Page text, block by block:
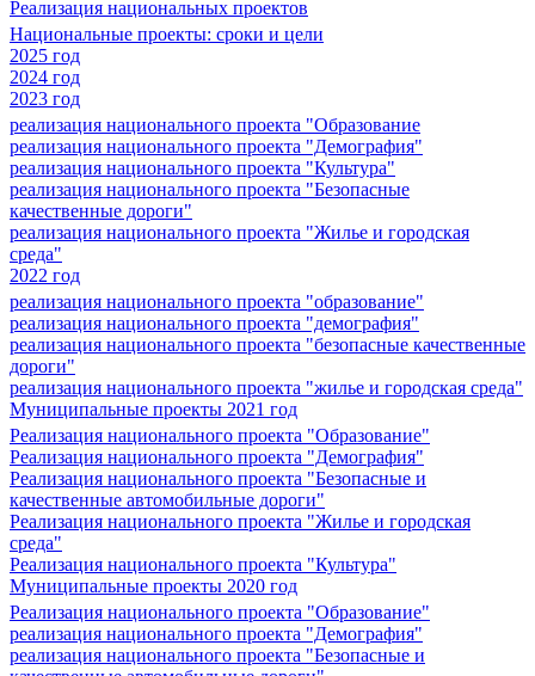
Реализация национальных проектов
Национальные проекты: сроки и цели
2025 год
2024 год
2023 год
реализация национального проекта "Образование
реализация национального проекта "Демография"
реализация национального проекта "Культура"
реализация национального проекта "Безопасные
качественные дороги"
реализация национального проекта "Жилье и городская
среда"
2022 год
реализация национального проекта "образование"
реализация национального проекта "демография"
реализация национального проекта "безопасные качественные
дороги"
реализация национального проекта "жилье и городская среда"
Муниципальные проекты 2021 год
Реализация национального проекта "Образование"
Реализация национального проекта "Демография"
Реализация национального проекта "Безопасные и
качественные автомобильные дороги"
Реализация национального проекта "Жилье и городская
среда"
Реализация национального проекта "Культура"
Муниципальные проекты 2020 год
Реализация национального проекта "Образование"
реализация национального проекта "Демография"
реализация национального проекта "Безопасные и